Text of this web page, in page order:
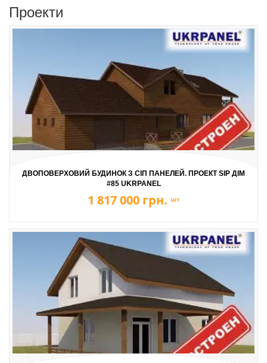
Проекти
ДВОПОВЕРХОВИЙ БУДИНОК З СІП ПАНЕЛЕЙ. ПРОЕКТ SIP ДІМ
#85 UKRPANEL
1 817 000 грн. шт